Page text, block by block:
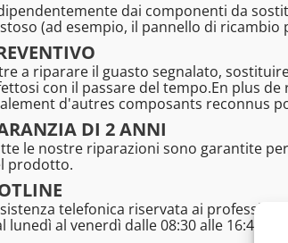
dai componenti da
(ad esempio, il pannello di ricambio
a riparare il guasto segnalato,
con il passare del tempo.En plus
d'autres composants reconnus
DI 2 ANNI
le nostre riparazioni sono garantite
prodotto.
telefonica riservata ai
lunedì al venerdì dalle 08:30 alle 16:45.